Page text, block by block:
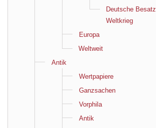
Deutsche
Weltkrieg
Europa
Weltweit
Antik
Wertpapiere
Ganzsachen
Vorphila
Antik